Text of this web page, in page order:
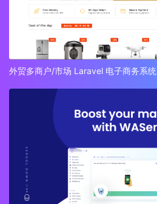
外贸多商户/市场 Laravel 电子商务系统